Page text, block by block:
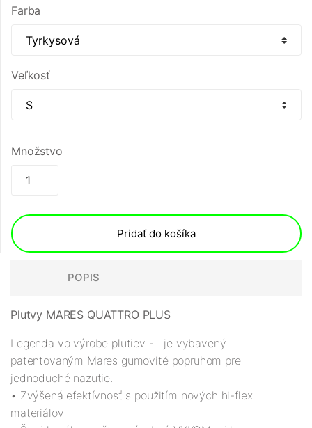
Farba
Veľkosť
Množstvo
Pridať do košíka
POPIS
Plutvy MARES QUATTRO PLUS
Legenda vo výrobe plutiev - je vybavený
patentovaným Mares gumovité popruhom pre
jednoduché nazutie.
• Zvýšená efektívnosť s použitím nových hi-flex
materiálov